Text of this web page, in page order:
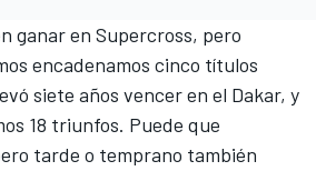
ganar en Supercross, pero
encadenamos cinco títulos
siete años vencer en el Dakar, y
18 triunfos. Puede que
tarde o temprano también